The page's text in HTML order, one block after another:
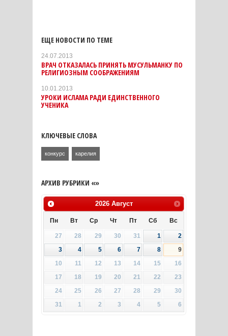
ЕЩЕ НОВОСТИ ПО ТЕМЕ
24.07.2013
ВРАЧ ОТКАЗАЛАСЬ ПРИНЯТЬ МУСУЛЬМАНКУ ПО
РЕЛИГИОЗНЫМ СООБРАЖЕНИЯМ
10.01.2013
УРОКИ ИСЛАМА РАДИ ЕДИНСТВЕННОГО
УЧЕНИКА
КЛЮЧЕВЫЕ СЛОВА
конкурс карелия
АРХИВ РУБРИКИ «»
2026 Август
Пн Вт Ср Чт Пт Сб Вс
27 28 29 30 31 1
2
3
4 5 6 7 8
9
10
11 12 13 14 15
16
17
18 19 20 21 22
23
24
25 26 27 28 29
30
31
1 2 3 4 5 6